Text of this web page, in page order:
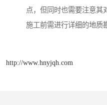
点，但同时也需要注意其
施工前需进行详细的地质
http://www.hnyjqh.com